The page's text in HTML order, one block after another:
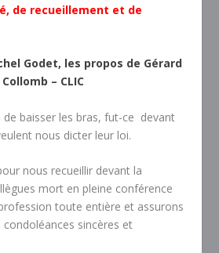
de recueillement et de
Godet, les propos de Gérard
Collomb – CLIC
de baisser les bras, fut-ce devant
nous dicter leur loi.
nous recueillir devant la
mort en pleine conférence
toute entière et assurons
sincères et